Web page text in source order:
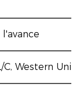
Western